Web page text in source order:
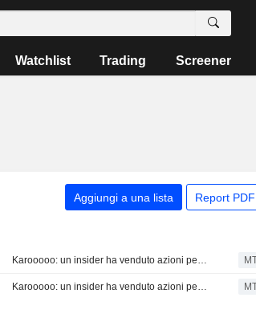
Watchlist Trading Screener
Aggiungi a una lista Report PDF
Karooooo: un insider ha venduto azioni per un valore di 3.891.163 USD, secondo un recente documento della SEC
Karooooo: un insider ha venduto azioni per un valore di 2.962.564 USD, secondo un recente documento della SEC